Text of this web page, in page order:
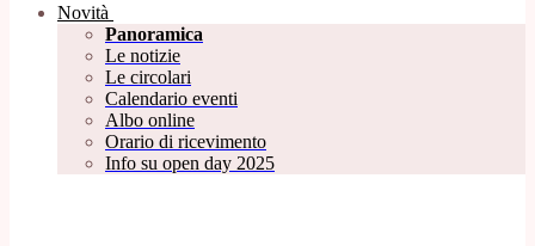
Novità
Panoramica
Le notizie
Le circolari
Calendario eventi
Albo online
Orario di ricevimento
Info su open day 2025